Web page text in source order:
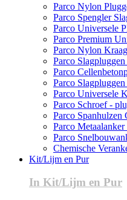
Parco Nylon
Parco Spengler
Parco Universele
Parco Premium
Parco Nylon
Parco Slagpluggen
Parco
Parco
Parco Universele
Parco Schroef -
Parco Spanhulzen
Parco
Parco
Chemische
Kit/Lijm en Pur
In Kit/Lijm en Pur